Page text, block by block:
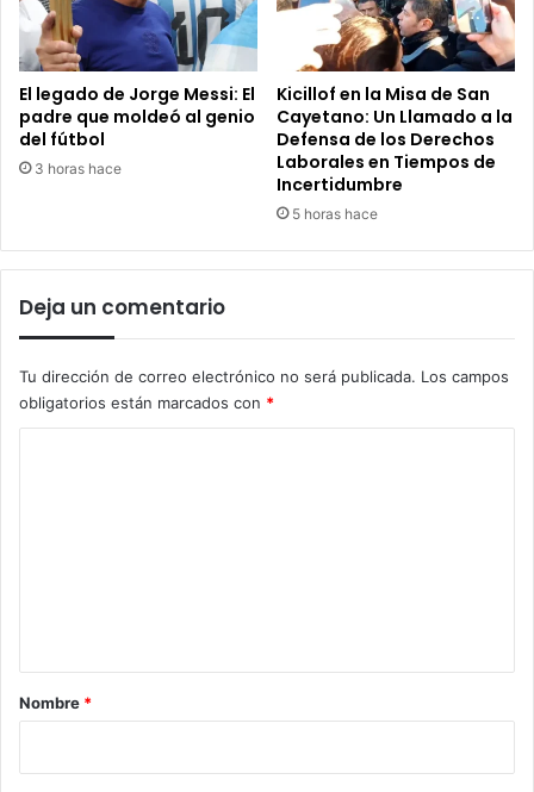
El legado de Jorge Messi: El
padre que moldeó al genio
del fútbol
3 horas hace
Kicillof en la Misa de San
Cayetano: Un Llamado a la
Defensa de los Derechos
Laborales en Tiempos de
Incertidumbre
5 horas hace
Deja un comentario
Tu dirección de correo electrónico no será publicada. Los campos
obligatorios están marcados con *
r
Nombre *